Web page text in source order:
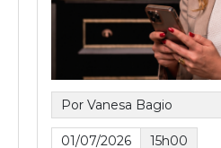
Por Vanesa Bagio
01/07/2026 15h00